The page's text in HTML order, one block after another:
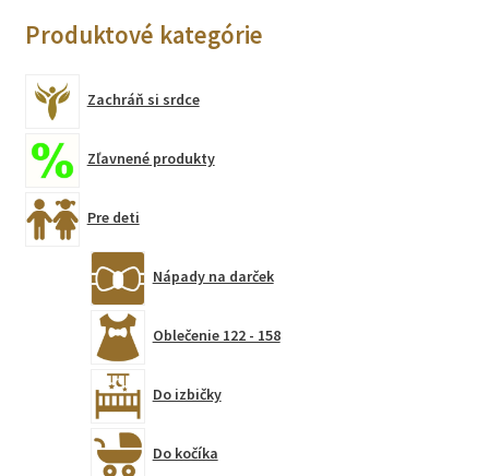
Produktové kategórie
Zachráň si srdce
Zľavnené produkty
Pre deti
Nápady na darček
Oblečenie 122 - 158
Do izbičky
Do kočíka